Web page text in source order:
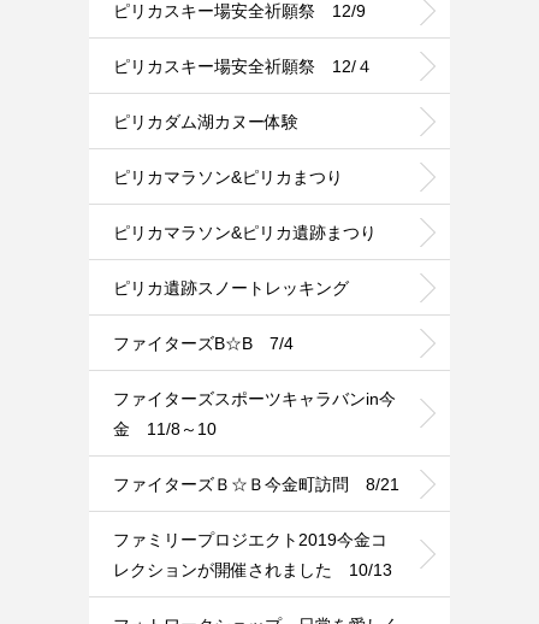
ピリカスキー場安全祈願祭 12/9
ピリカスキー場安全祈願祭 12/４
ピリカダム湖カヌー体験
ピリカマラソン&ピリカまつり
ピリカマラソン&ピリカ遺跡まつり
ピリカ遺跡スノートレッキング
ファイターズB☆B 7/4
ファイターズスポーツキャラバンin今
金 11/8～10
ファイターズＢ☆Ｂ今金町訪問 8/21
ファミリープロジエクト2019今金コ
レクションが開催されました 10/13